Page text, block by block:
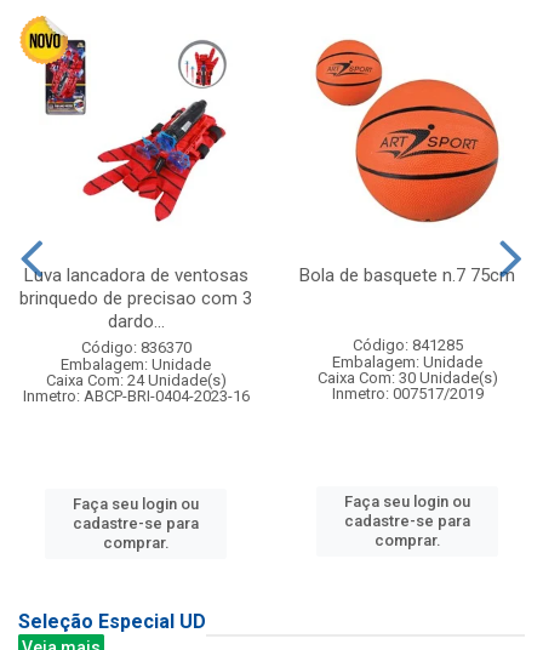
Luva lancadora de ventosas
brinquedo de precisao com 3
dardo...
Código: 836370
Embalagem: Unidade
Caixa Com: 24 Unidade(s)
Inmetro: ABCP-BRI-0404-2023-16
Faça seu login ou
cadastre-se para
comprar.
Bola de basquete n.7 75cm
Código: 841285
Embalagem: Unidade
Caixa Com: 30 Unidade(s)
Inmetro: 007517/2019
Faça seu login ou
cadastre-se para
comprar.
Seleção Especial UD